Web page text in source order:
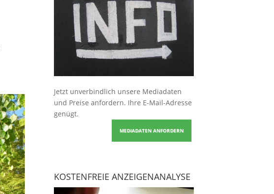
Jetzt unverbindlich unsere Mediadaten
und Preise anfordern. Ihre E-Mail-Adresse
genügt.
MEDIADATEN ANFORDERN
KOSTENFREIE ANZEIGENANALYSE